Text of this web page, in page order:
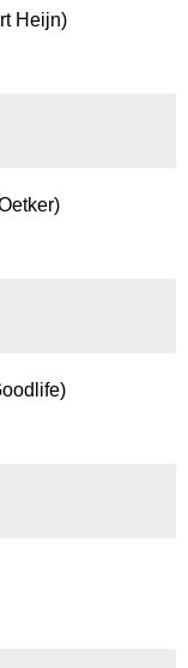
Heijn)